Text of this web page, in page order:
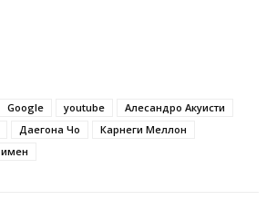
Google youtube
Алесандро Акуисти
Даегона Чо
Карнеги Меллон